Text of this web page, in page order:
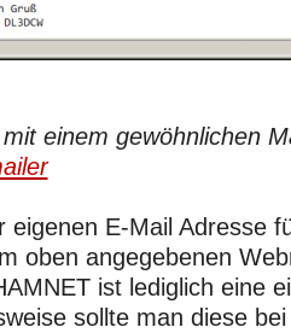
einem gewöhnlichen
eigenen E-Mail Adresse
oben angegebenen
ist lediglich eine
sollte man diese